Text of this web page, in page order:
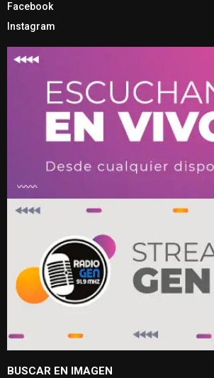
Facebook
Instagram
BUSCAR EN IMAGEN